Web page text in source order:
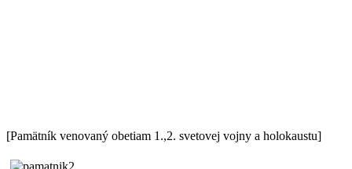
[Pamätník venovaný obetiam 1.,2. svetovej vojny a holokaustu]